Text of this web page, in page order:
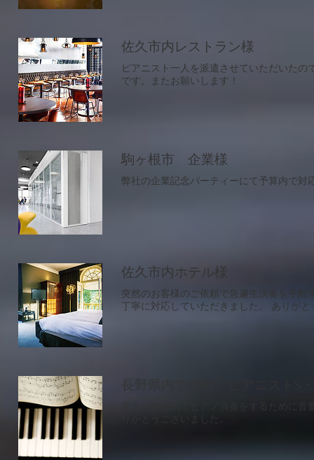
佐久市内レストラン様
ピアニスト一人を派遣させていただいた
です。またお願いします！
駒ヶ根市 企業様
弊社の企業記念パーティーにて予算内で対
佐久市内ホテル様
突然のお客様のご依頼で急遽生演奏を手
丁寧に対応していただきました。 ありがと
長野県内で活動、ピアニストS
りがとうございました。